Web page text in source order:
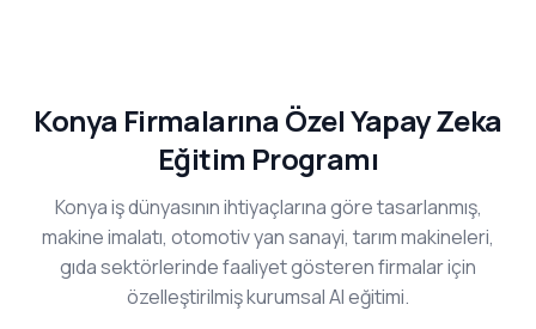
Konya Firmalarına Özel Yapay Zeka
Eğitim Programı
Konya iş dünyasının ihtiyaçlarına göre tasarlanmış,
makine imalatı, otomotiv yan sanayi, tarım makineleri,
gıda sektörlerinde faaliyet gösteren firmalar için
özelleştirilmiş kurumsal AI eğitimi.